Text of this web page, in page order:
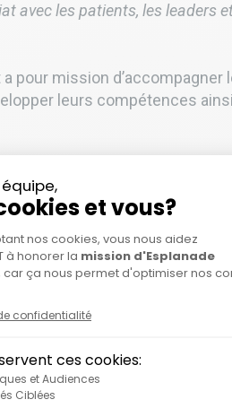
avec les patients, les leaders
pour mission d’accompagner
leurs compétences
Partenariat en Santé
Montréal
de Montréal
de Montréal
de Montréal
de l’Île de Montréal